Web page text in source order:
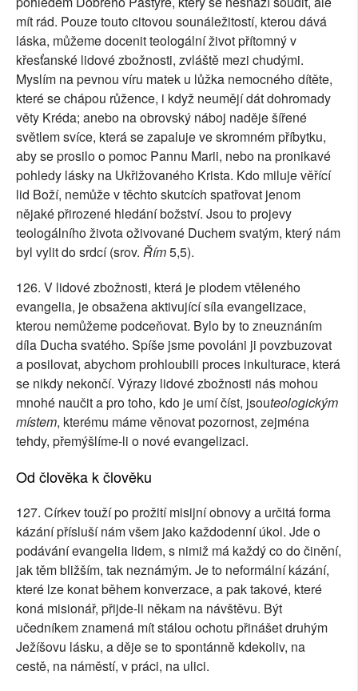
mít rád. Pouze touto citovou sounáležitostí, kterou dává
láska, můžeme docenit teologální život přítomný v
křesťanské lidové zbožnosti, zvláště mezi chudými.
Myslím na pevnou víru matek u lůžka nemocného dítěte,
které se chápou růžence, i když neumějí dát dohromady
věty Kréda; anebo na obrovský náboj naděje šířené
světlem svíce, která se zapaluje ve skromném příbytku,
aby se prosilo o pomoc Pannu Marii, nebo na pronikavé
pohledy lásky na Ukřižovaného Krista. Kdo miluje věřící
lid Boží, nemůže v těchto skutcích spatřovat jenom
nějaké přirozené hledání božství. Jsou to projevy
teologálního života oživované Duchem svatým, který nám
byl vylit do srdcí (srov. Řím5,5).
126. V lidové zbožnosti, která je plodem vtěleného
evangelia, je obsažena aktivující síla evangelizace,
kterou nemůžeme podceňovat. Bylo by to zneuznáním
díla Ducha svatého. Spíše jsme povoláni ji povzbuzovat
a posilovat, abychom prohloubili proces inkulturace, která
se nikdy nekončí. Výrazy lidové zbožnosti nás mohou
mnohé naučit a pro toho, kdo je umí číst, jsouteologickým
místem, kterému máme věnovat pozornost, zejména
tehdy, přemýšlíme-li o nové evangelizaci.
Od člověka k člověku
127. Církev touží po prožití misijní obnovy a určitá forma
kázání přísluší nám všem jako každodenní úkol. Jde o
podávání evangelia lidem, s nimiž má každý co do činění,
jak těm bližším, tak neznámým. Je to neformální kázání,
které lze konat během konverzace, a pak takové, které
koná misionář, přijde-li někam na návštěvu. Být
učedníkem znamená mít stálou ochotu přinášet druhým
Ježíšovu lásku, a děje se to spontánně kdekoliv, na
cestě, na náměstí, v práci, na ulici.